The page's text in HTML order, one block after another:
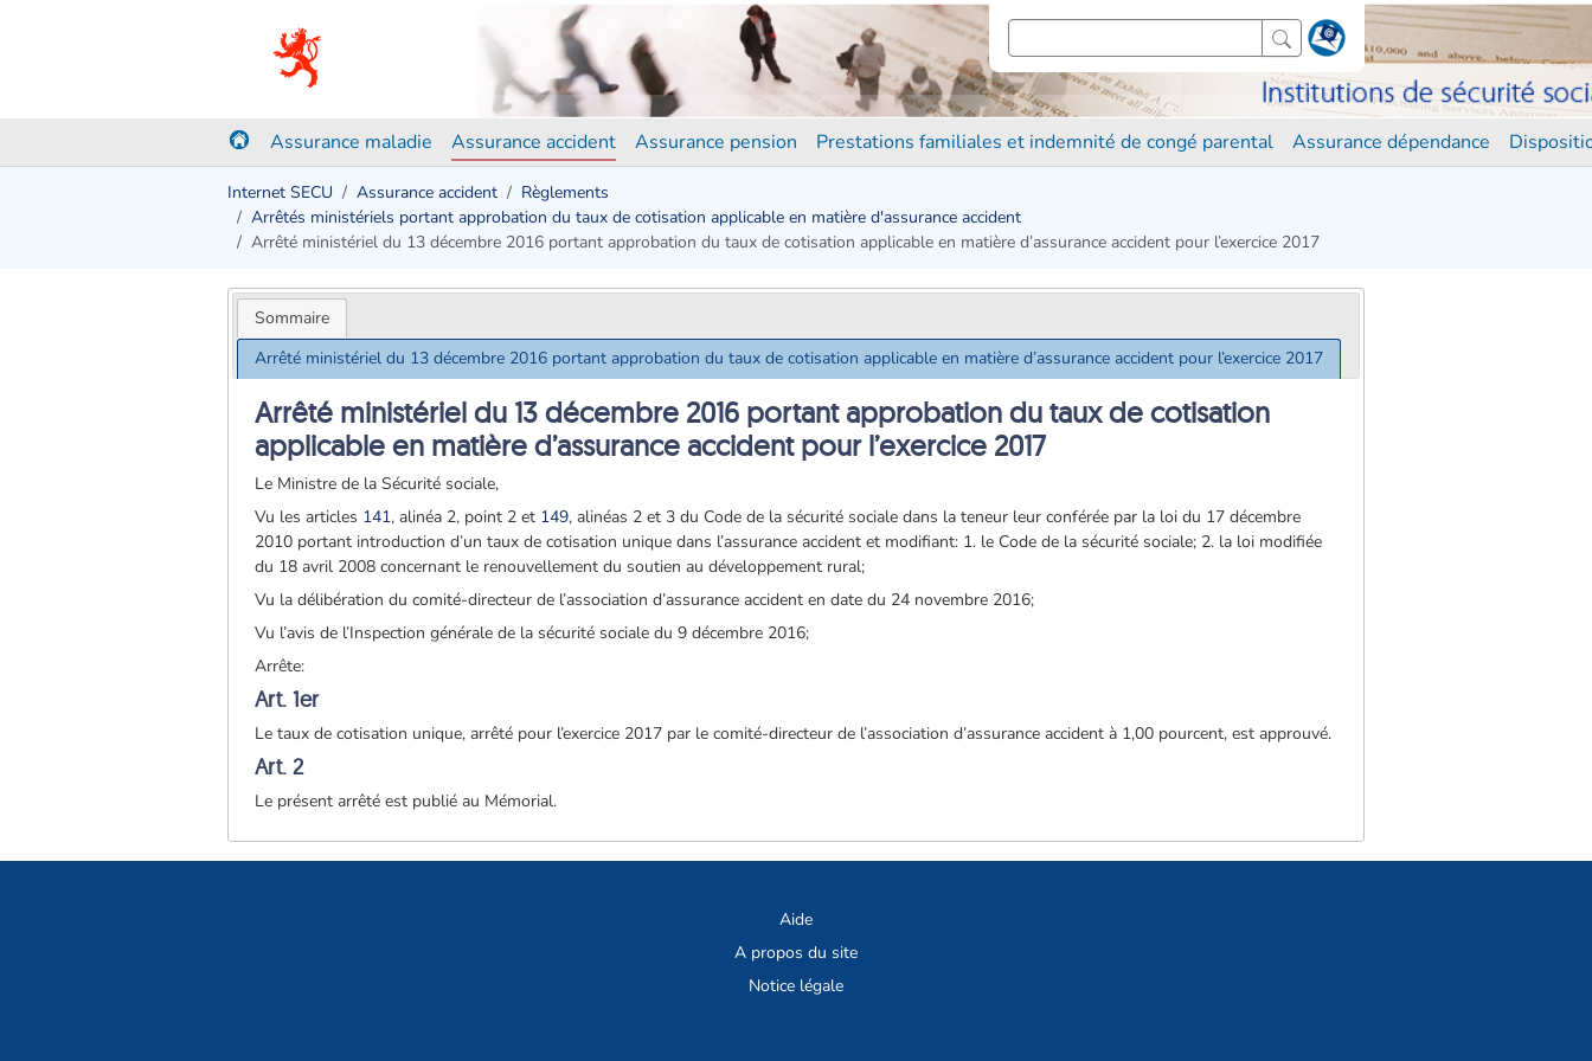
Assurance maladie Assurance accident Assurance pension Prestations familiales et indemnité de congé parental Assurance dépendance
Internet SECU Assurance accident
Règlements
Arrêtés ministériels portant approbation du taux de cotisation applicable en matière d'assurance accident
Arrêté ministériel du 13 décembre 2016 portant approbation du taux de cotisation applicable en matière d’assurance accident pour l’exercice 2017
Sommaire
Arrêté ministériel du 13 décembre 2016 portant approbation du taux de cotisation applicable en matière d’assurance accident pour l’exercice 2017
Arrêté ministériel du 13 décembre 2016 portant approbation du taux de cotisation
applicable en matière d’assurance accident pour l’exercice 2017
Le Ministre de la Sécurité sociale,
Vu les articles 141, alinéa 2, point 2 et 149, alinéas 2 et 3 du Code de la sécurité sociale dans la teneur leur conférée par la loi du 17 décembre
2010 portant introduction d’un taux de cotisation unique dans l’assurance accident et modifiant: 1. le Code de la sécurité sociale; 2. la loi modifiée
du 18 avril 2008 concernant le renouvellement du soutien au développement rural;
Vu la délibération du comité-directeur de l’association d’assurance accident en date du 24 novembre 2016;
Vu l’avis de l’Inspection générale de la sécurité sociale du 9 décembre 2016;
Arrête:
Art. 1er
Le taux de cotisation unique, arrêté pour l’exercice 2017 par le comité-directeur de l’association d’assurance accident à 1,00 pourcent, est approuvé.
Art. 2
Le présent arrêté est publié au Mémorial.
Aide
A propos du site
Notice légale